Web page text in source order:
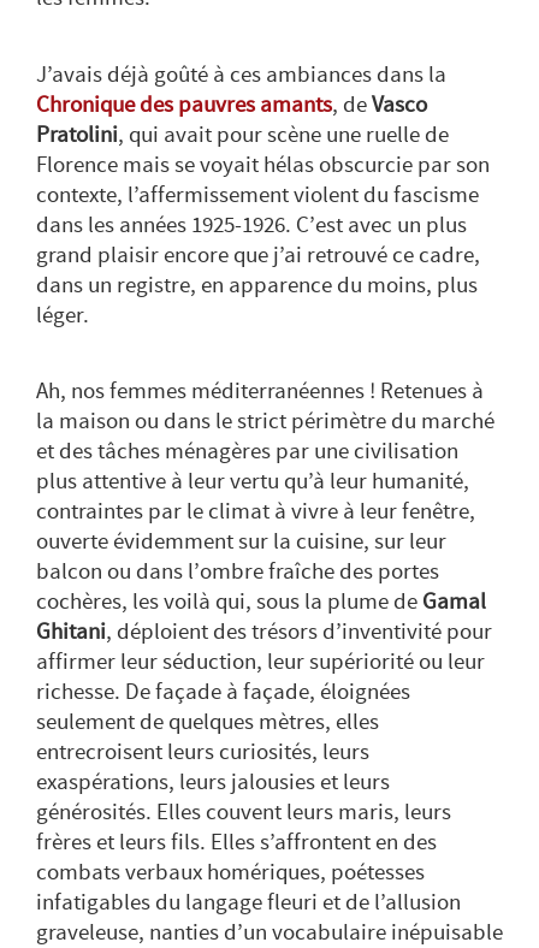
J’avais déjà goûté à ces ambiances dans la
Chronique des pauvres amants, deVasco
Pratolini, qui avait pour scène une ruelle de
Florence mais se voyait hélas obscurcie par son
contexte, l’affermissement violent du fascisme
dans les années 1925-1926. C’est avec un plus
grand plaisir encore que j’ai retrouvé ce cadre,
dans un registre, en apparence du moins, plus
léger.
Ah, nos femmes méditerranéennes ! Retenues à
la maison ou dans le strict périmètre du marché
et des tâches ménagères par une civilisation
plus attentive à leur vertu qu’à leur humanité,
contraintes par le climat à vivre à leur fenêtre,
ouverte évidemment sur la cuisine, sur leur
balcon ou dans l’ombre fraîche des portes
cochères, les voilà qui, sous la plume de Gamal
Ghitani, déploient des trésors d’inventivité pour
affirmer leur séduction, leur supériorité ou leur
richesse. De façade à façade, éloignées
seulement de quelques mètres, elles
entrecroisent leurs curiosités, leurs
exaspérations, leurs jalousies et leurs
générosités. Elles couvent leurs maris, leurs
frères et leurs fils. Elles s’affrontent en des
combats verbaux homériques, poétesses
infatigables du langage fleuri et de l’allusion
graveleuse, nanties d’un vocabulaire inépuisable